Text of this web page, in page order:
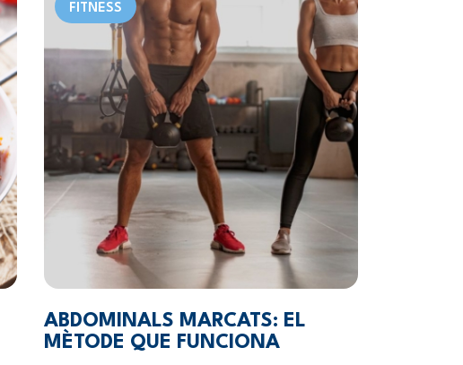
FITNESS
ABDOMINALS MARCATS: EL
MÈTODE QUE FUNCIONA